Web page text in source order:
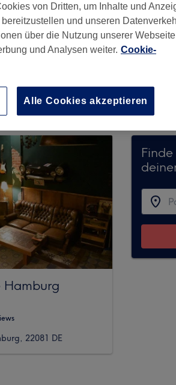
, 22081
entgegen. Nutzen Sie
warten viele erstklassige
Hamburg
22081 DE
von Dritten, um Inhalte und
und unseren
über die Nutzung unserer
und Analysen weiter. Cookie-
Alle Cookies akzeptieren